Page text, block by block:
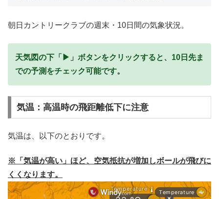
朝日カントリークラブの週末・10日間の気象状況。
天気図の下「▶」ボタンをクリックすると、10日先ま
での予測をチェック可能です。
気温：高温時の飛距離低下に注意
気温は、以下のとおりです。
※「気温が高い」ほど、空気抵抗が増加しボールが飛びに
くくなります。